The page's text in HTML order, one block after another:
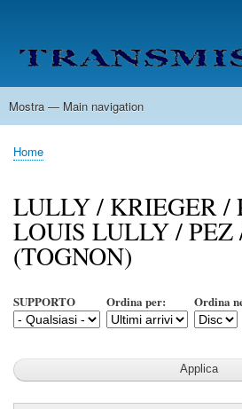
account
menu
Main
Mostra — Main navigation
Home
Lista Autori
Contatti
Spedizione & Consegna
Legenda
Condizioni per l'uso
Briciole
pane
Home
LULLY / KRIEGER /
LOUIS LULLY /
(TOGNON)
SUPPORTO Ordina per: Ordina